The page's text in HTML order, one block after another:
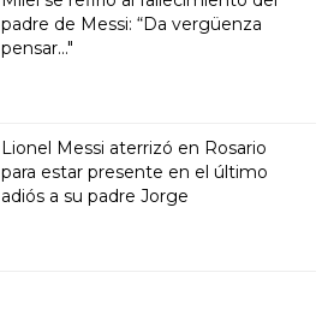
padre de Messi: “Da vergüenza
pensar..."
Lionel Messi aterrizó en Rosario
para estar presente en el último
adiós a su padre Jorge